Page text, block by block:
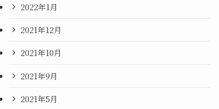
2022年1月
2021年12月
2021年10月
2021年9月
2021年5月